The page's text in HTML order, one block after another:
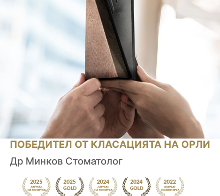
ПОБЕДИТЕЛ ОТ КЛАСАЦИЯТА НА ОРЛИ
Др Минков Стоматолог